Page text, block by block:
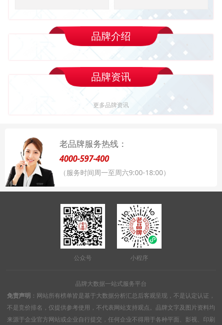
品牌介绍
品牌资讯
更多品牌资讯
老品牌服务热线：
4000-597-400
（服务时间周一至周六9:00-18:00）
公众号 小程序
品牌大数据一站式服务平台
免责声明 ：网站所有榜单皆是基于大数据分析汇总后客观呈现，不是认定认证，
不是竞价排名，仅提供参考使用，不代表网站支持观点。品牌文字及图片资料均
来源于企业官方网站或企业自行提交，任何企业不得用于各种平面、影视、印刷